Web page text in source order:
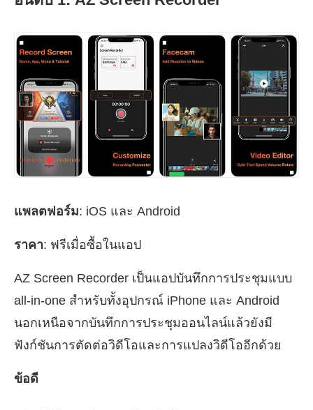
แพลตฟอร์ม: iOS และ Android
ราคา: ฟรีเมื่อซื้อในแอป
AZ Screen Recorder เป็นแอปบันทึกการประชุมแบบ
all-in-one สำหรับทั้งอุปกรณ์ iPhone และ Android
นอกเหนือจากบันทึกการประชุมออนไลน์แล้วยังมี
ฟังก์ชันการตัดต่อวิดีโอและการแปลงวิดีโออีกด้วย
ข้อดี